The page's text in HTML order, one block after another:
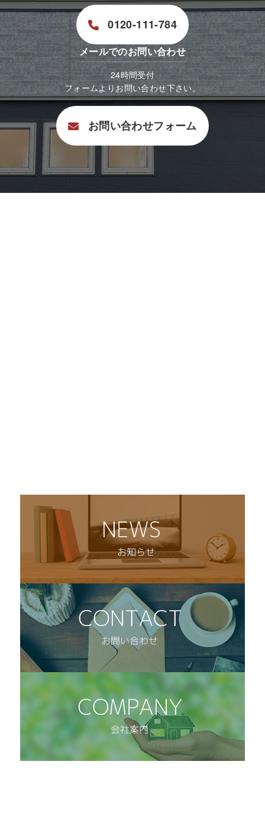
0120-111-784
メールでのお問い合わせ
24時間受付
フォームよりお問い合わせ下さい。
お問い合わせフォーム